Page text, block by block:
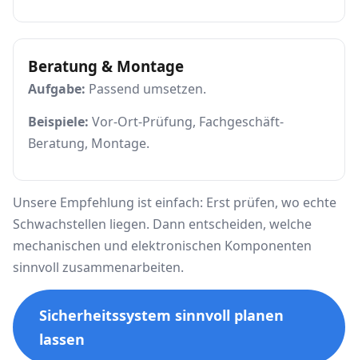
Beratung & Montage
Aufgabe: Passend umsetzen.
Beispiele: Vor-Ort-Prüfung, Fachgeschäft-
Beratung, Montage.
Unsere Empfehlung ist einfach: Erst prüfen, wo echte
Schwachstellen liegen. Dann entscheiden, welche
mechanischen und elektronischen Komponenten
sinnvoll zusammenarbeiten.
Sicherheitssystem sinnvoll planen
lassen